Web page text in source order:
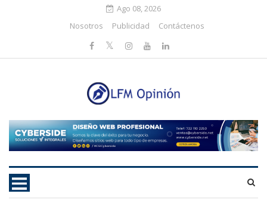
Ago 08, 2026
Nosotros
Publicidad Contáctenos